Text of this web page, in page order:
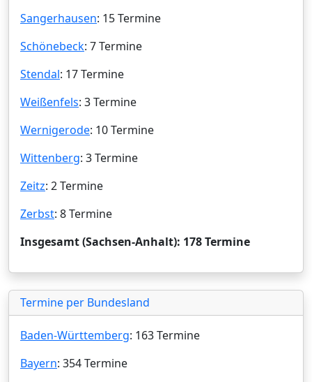
Sangerhausen: 15 Termine
Schönebeck: 7 Termine
Stendal: 17 Termine
Weißenfels: 3 Termine
Wernigerode: 10 Termine
Wittenberg: 3 Termine
Zeitz: 2 Termine
Zerbst: 8 Termine
Insgesamt (Sachsen-Anhalt): 178 Termine
Termine per Bundesland
Baden-Württemberg: 163 Termine
Bayern: 354 Termine